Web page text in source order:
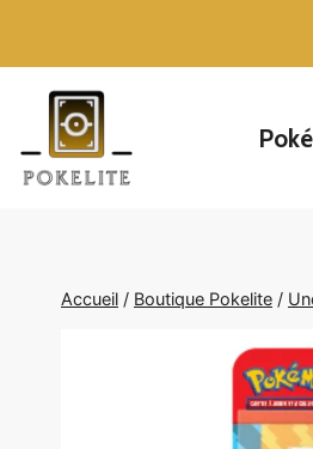
Accueil / Boutique Pokelite /